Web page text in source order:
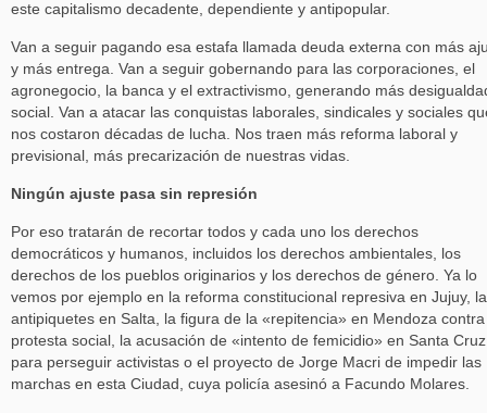
este capitalismo decadente, dependiente y antipopular.
Van a seguir pagando esa estafa llamada deuda externa con más
y más entrega. Van a seguir gobernando para las corporaciones, el
agronegocio, la banca y el extractivismo, generando más
social. Van a atacar las conquistas laborales, sindicales y sociales
nos costaron décadas de lucha. Nos traen más reforma laboral y
previsional, más precarización de nuestras vidas.
Ningún ajuste pasa sin represión
Por eso tratarán de recortar todos y cada uno los derechos
democráticos y humanos, incluidos los derechos ambientales, los
derechos de los pueblos originarios y los derechos de género. Ya lo
vemos por ejemplo en la reforma constitucional represiva en Jujuy,
antipiquetes en Salta, la figura de la «repitencia» en Mendoza
protesta social, la acusación de «intento de femicidio» en Santa Cruz
para perseguir activistas o el proyecto de Jorge Macri de impedir las
marchas en esta Ciudad, cuya policía asesinó a Facundo Molares.